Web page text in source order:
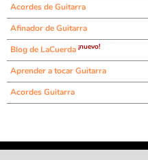
Acordes de Guitarra
Afinador de Guitarra
Blog de LaCuerda ¡nuevo!
Aprender a tocar Guitarra
Acordes Guitarra